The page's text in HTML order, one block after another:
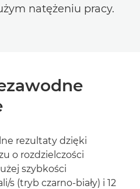
natężeniu pracy.
rezultaty dzięki
o rozdzielczości
szybkości
s (tryb czarno-biały) i 12